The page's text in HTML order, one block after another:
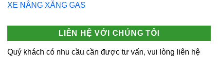
XE NÂNG XĂNG GAS
LIÊN HỆ VỚI CHÚNG TÔI
Quý khách có nhu cầu cần được tư vấn, vui lòng liên hệ